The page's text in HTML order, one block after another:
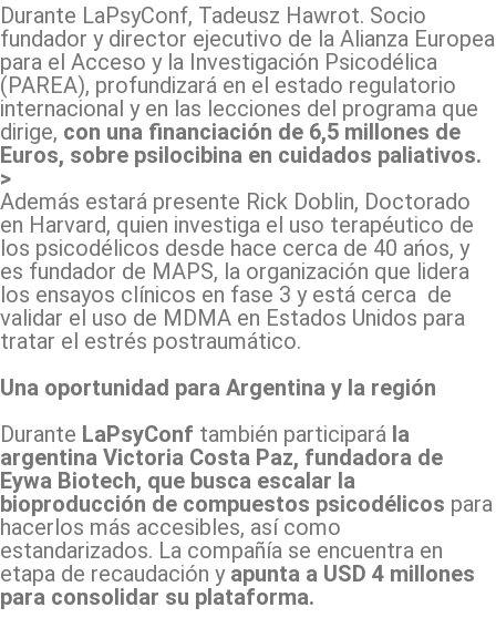
Durante LaPsyConf, Tadeusz Hawrot. Socio
fundador y director ejecutivo de la Alianza Europea
para el Acceso y la Investigación Psicodélica
(PAREA), profundizará en el estado regulatorio
internacional y en las lecciones del programa que
dirige, con una financiación de 6,5 millones de
Euros, sobre psilocibina en cuidados paliativos.
>
Además estará presente Rick Doblin, Doctorado
en Harvard, quien investiga el uso terapéutico de
los psicodélicos desde hace cerca de 40 ańos, y
es fundador de MAPS, la organización que lidera
los ensayos clínicos en fase 3 y está cerca de
validar el uso de MDMA en Estados Unidos para
tratar el estrés postraumático.
Una oportunidad para Argentina y la región
Durante LaPsyConf también participará la
argentina Victoria Costa Paz, fundadora de
Eywa Biotech, que busca escalar la
bioproducción de compuestos psicodélicos para
hacerlos más accesibles, así como
estandarizados. La compañía se encuentra en
etapa de recaudación yapunta a USD 4 millones
para consolidar su plataforma.